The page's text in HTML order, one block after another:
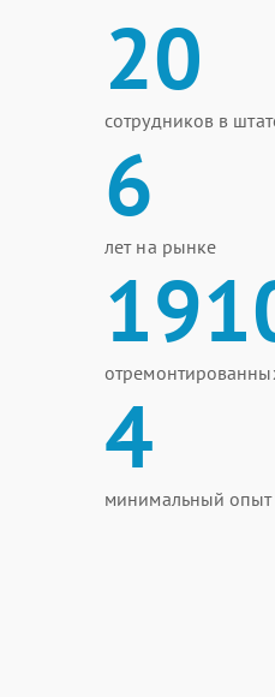
20
сотрудников в
6
лет на рынке
4
минимальный опыт